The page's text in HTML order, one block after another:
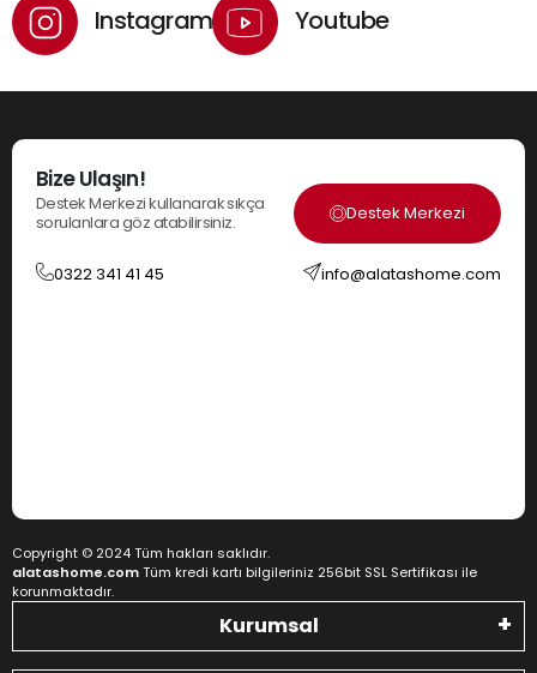
Instagram Youtube
Bize Ulaşın!
Destek Merkezi kullanarak sıkça
sorulanlara göz atabilirsiniz.
Destek Merkezi
0322 341 41 45 info@alatashome.com
Copyright © 2024 Tüm hakları saklıdır.
alatashome.comTüm kredi kartı bilgileriniz 256bit SSL Sertifikası ile
korunmaktadır.
Kurumsal